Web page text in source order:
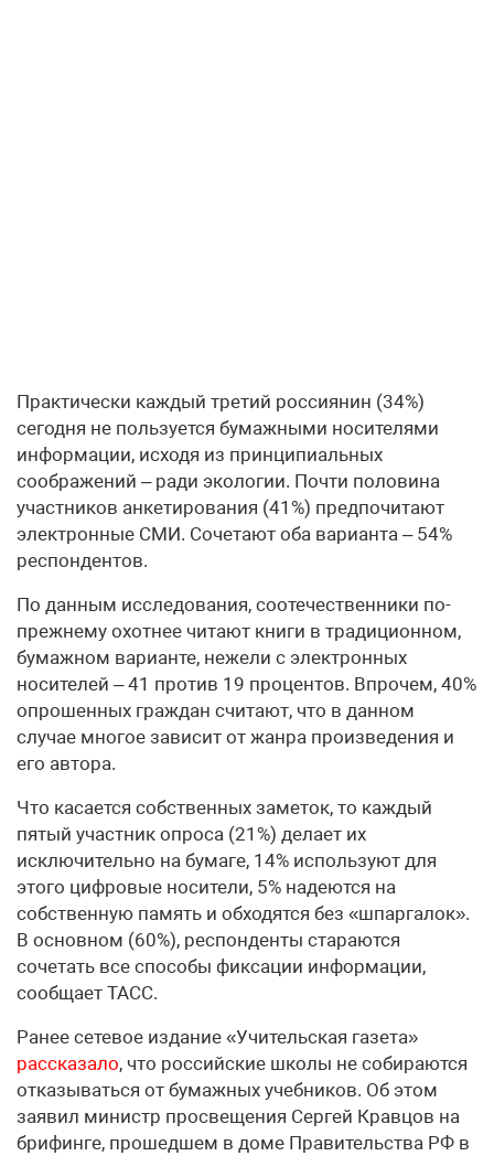
Практически каждый третий россиянин (34%)
сегодня не пользуется бумажными носителями
информации, исходя из принципиальных
соображений – ради экологии. Почти половина
участников анкетирования (41%) предпочитают
электронные СМИ. Сочетают оба варианта – 54%
респондентов.
По данным исследования, соотечественники по-
прежнему охотнее читают книги в традиционном,
бумажном варианте, нежели с электронных
носителей – 41 против 19 процентов. Впрочем, 40%
опрошенных граждан считают, что в данном
случае многое зависит от жанра произведения и
его автора.
Что касается собственных заметок, то каждый
пятый участник опроса (21%) делает их
исключительно на бумаге, 14% используют для
этого цифровые носители, 5% надеются на
собственную память и обходятся без «шпаргалок».
В основном (60%), респонденты стараются
сочетать все способы фиксации информации,
сообщает ТАСС.
Ранее сетевое издание «Учительская газета»
рассказало, что российские школы не собираются
отказываться от бумажных учебников. Об этом
заявил министр просвещения Сергей Кравцов на
брифинге, прошедшем в доме Правительства РФ в